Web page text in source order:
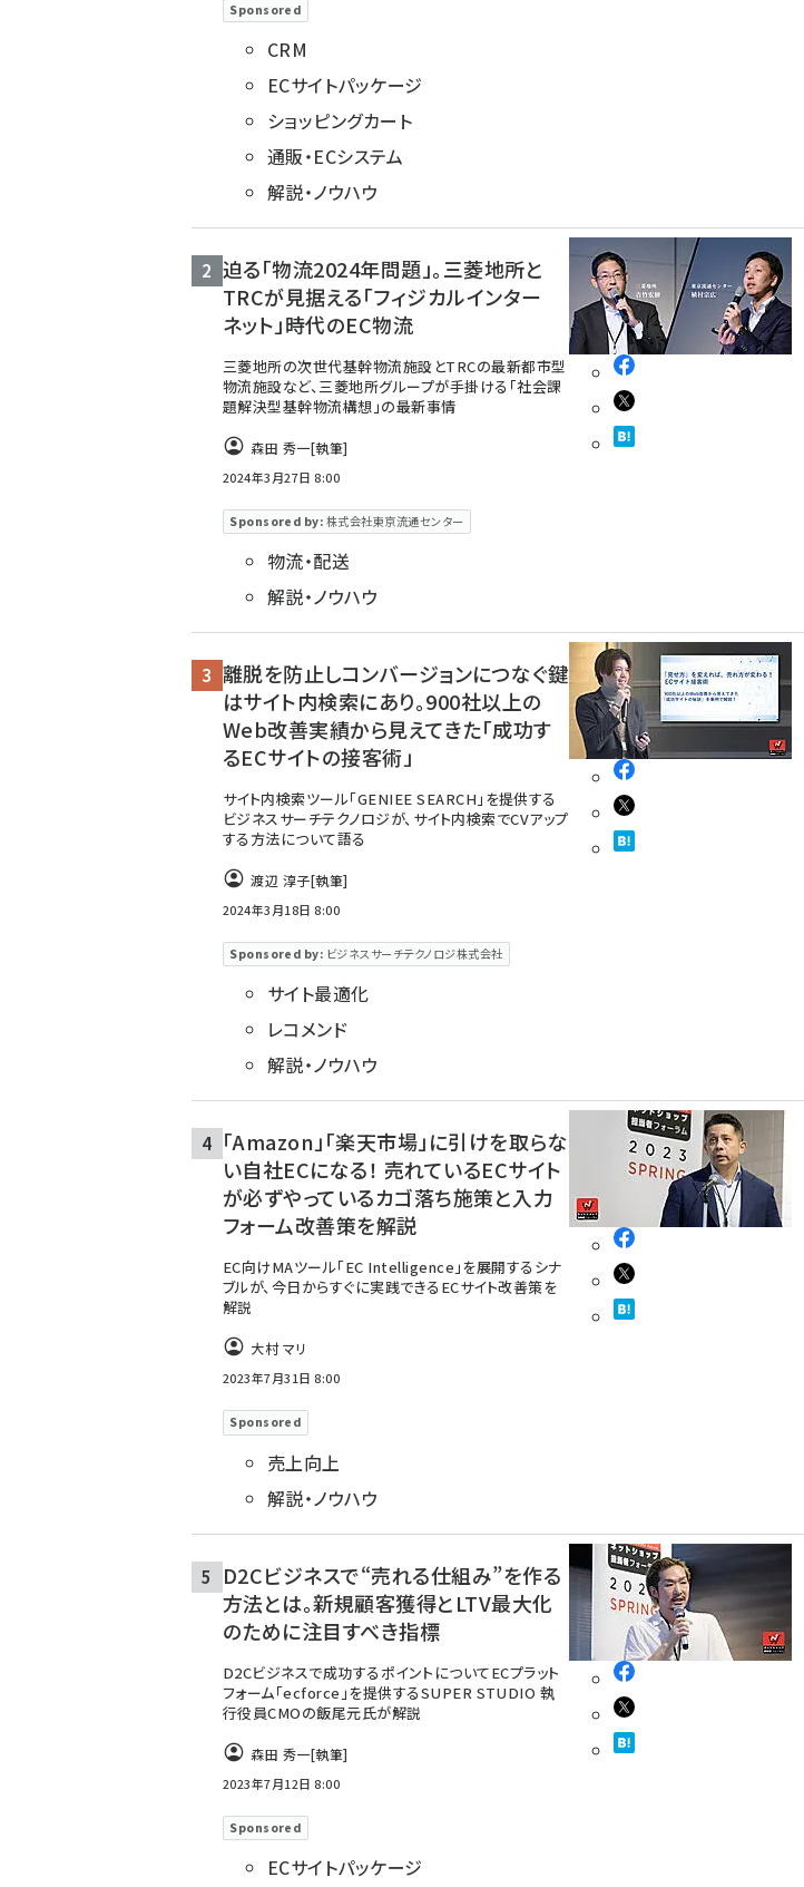
Sponsored
CRM
ECサイトパッケージ
ショッピングカート
通販・ECシステム
解説・ノウハウ
迫る「物流2024年問題」。三菱地所と
TRCが見据える「フィジカルインター
ネット」時代のEC物流
三菱地所の次世代基幹物流施設とTRCの最新都市型
物流施設など、三菱地所グループが手掛ける「社会課
題解決型基幹物流構想」の最新事情
森田 秀一[執筆]
2024年3月27日 8:00
Sponsored by: 株式会社東京流通センター
物流・配送
解説・ノウハウ
離脱を防止しコンバージョンにつなぐ鍵
はサイト内検索にあり。900社以上の
Web改善実績から見えてきた「成功す
るECサイトの接客術」
サイト内検索ツール「GENIEE SEARCH」を提供する
ビジネスサーチテクノロジが、サイト内検索でCVアップ
する方法について語る
渡辺 淳子[執筆]
2024年3月18日 8:00
Sponsored by: ビジネスサーチテクノロジ株式会社
サイト最適化
レコメンド
解説・ノウハウ
「Amazon」「楽天市場」に引けを取らな
い自社ECになる！ 売れているECサイト
が必ずやっているカゴ落ち施策と入力
フォーム改善策を解説
EC向けMAツール「EC Intelligence」を展開するシナ
ブルが、今日からすぐに実践できるECサイト改善策を
解説
大村 マリ
2023年7月31日 8:00
Sponsored
売上向上
解説・ノウハウ
D2Cビジネスで“売れる仕組み”を作る
方法とは。新規顧客獲得とLTV最大化
のために注目すべき指標
D2Cビジネスで成功するポイントについてECプラット
フォーム「ecforce」を提供するSUPER STUDIO 執
行役員CMOの飯尾元氏が解説
森田 秀一[執筆]
2023年7月12日 8:00
Sponsored
ECサイトパッケージ